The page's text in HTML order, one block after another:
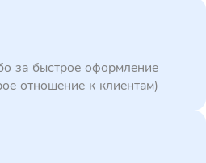
за быстрое оформление
отношение к клиентам)